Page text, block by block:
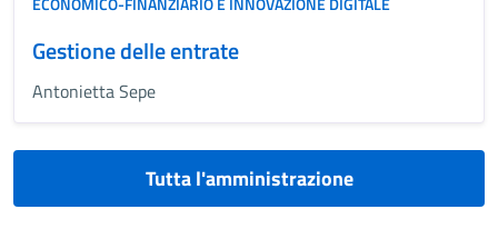
Gestione delle entrate
Antonietta Sepe
Tutta l'amministrazione